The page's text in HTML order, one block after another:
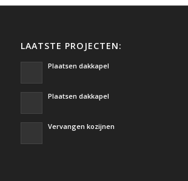
LAATSTE PROJECTEN:
Plaatsen dakkapel
Plaatsen dakkapel
Vervangen kozijnen